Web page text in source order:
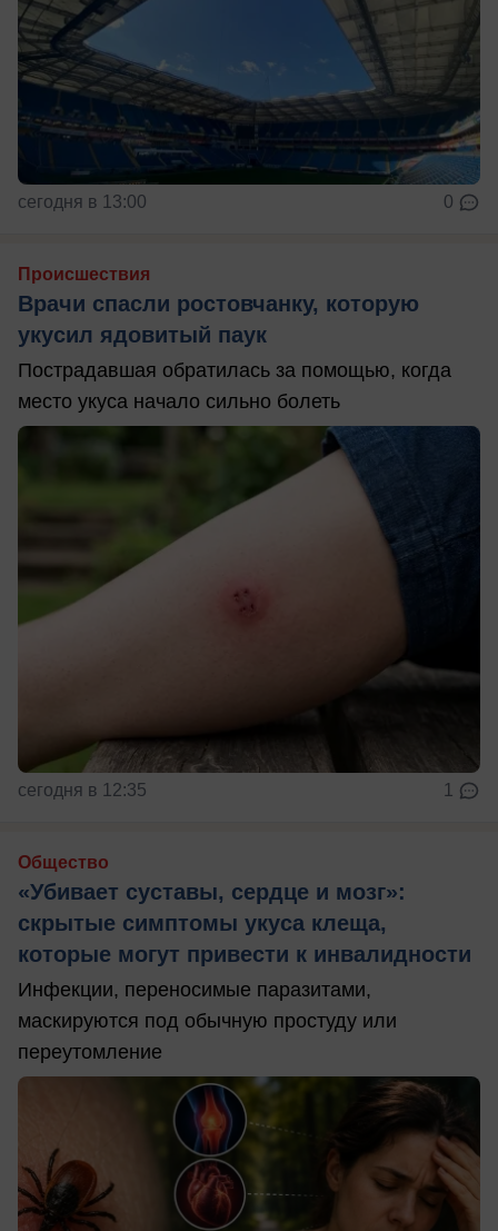
сегодня в 13:00 0
Происшествия
Врачи спасли ростовчанку, которую
укусил ядовитый паук
Пострадавшая обратилась за помощью, когда
место укуса начало сильно болеть
сегодня в 12:35 1
Общество
«Убивает суставы, сердце и мозг»:
скрытые симптомы укуса клеща,
которые могут привести к инвалидности
Инфекции, переносимые паразитами,
маскируются под обычную простуду или
переутомление